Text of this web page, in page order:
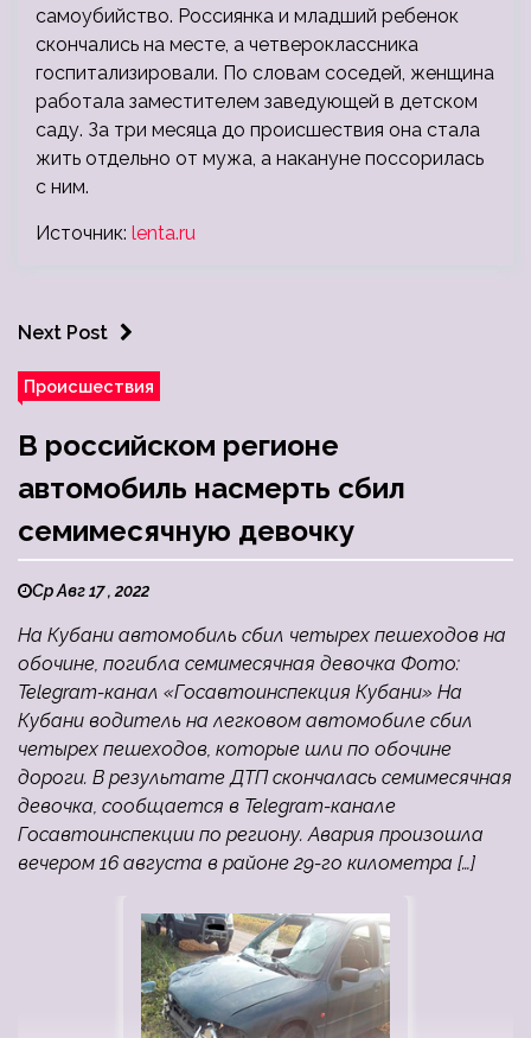
самоубийство. Россиянка и младший ребенок
скончались на месте, а четвероклассника
госпитализировали. По словам соседей, женщина
работала заместителем заведующей в детском
саду. За три месяца до происшествия она стала
жить отдельно от мужа, а накануне поссорилась
с ним.
Источник: lenta.ru
Next Post
Происшествия
В российском регионе
автомобиль насмерть сбил
семимесячную девочку
Ср Авг 17 , 2022
На Кубани автомобиль сбил четырех пешеходов на
обочине, погибла семимесячная девочка Фото:
Telegram-канал «Госавтоинспекция Кубани» На
Кубани водитель на легковом автомобиле сбил
четырех пешеходов, которые шли по обочине
дороги. В результате ДТП скончалась семимесячная
девочка, сообщается в Telegram-канале
Госавтоинспекции по региону. Авария произошла
вечером 16 августа в районе 29-го километра […]